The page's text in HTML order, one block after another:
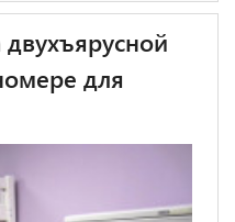
для